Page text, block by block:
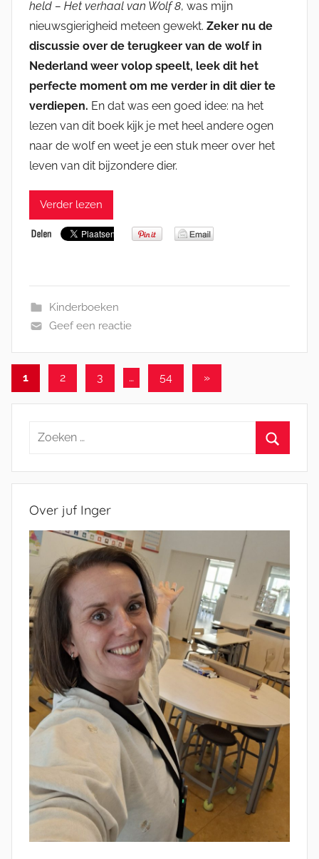
held – Het verhaal van Wolf 8, was mijn
nieuwsgierigheid meteen gewekt. Zeker nu de
discussie over de terugkeer van de wolf in
Nederland weer volop speelt, leek dit het
perfecte moment om me verder in dit dier te
verdiepen. En dat was een goed idee: na het
lezen van dit boek kijk je met heel andere ogen
naar de wolf en weet je een stuk meer over het
leven van dit bijzondere dier.
Verder lezen
Kinderboeken
Geef een reactie
Berichten
paginering
1 2 3 … 54
Volgende
»
Zoeken
Over juf Inger